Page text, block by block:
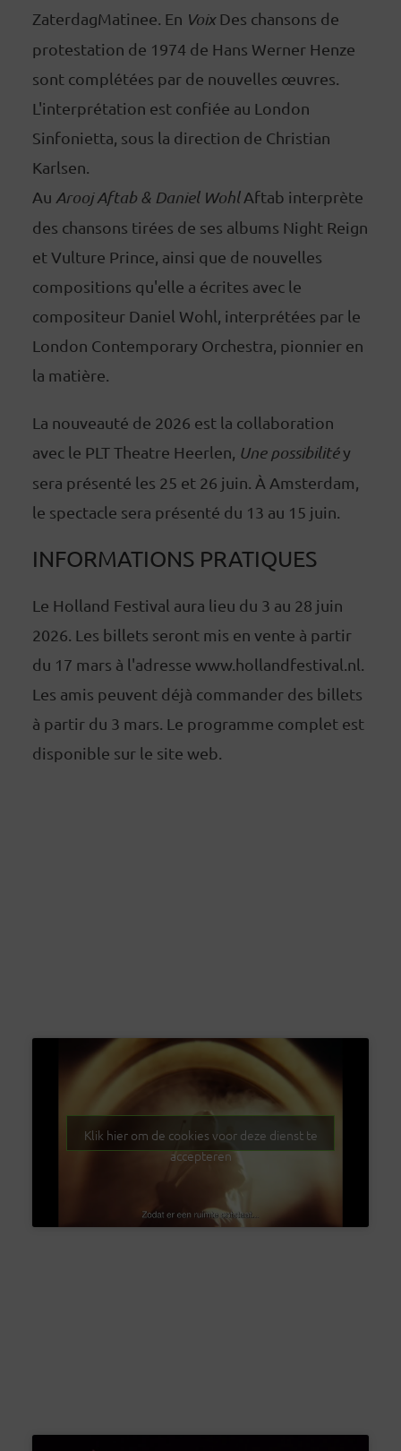
ZaterdagMatinee. En VoixDes chansons de
protestation de 1974 de Hans Werner Henze
sont complétées par de nouvelles œuvres.
L'interprétation est confiée au London
Sinfonietta, sous la direction de Christian
Karlsen.
Au Arooj Aftab & Daniel WohlAftab interprète
des chansons tirées de ses albums Night Reign
et Vulture Prince, ainsi que de nouvelles
compositions qu'elle a écrites avec le
compositeur Daniel Wohl, interprétées par le
London Contemporary Orchestra, pionnier en
la matière.
La nouveauté de 2026 est la collaboration
avec le PLT Theatre Heerlen, Une possibilitéy
sera présenté les 25 et 26 juin. À Amsterdam,
le spectacle sera présenté du 13 au 15 juin.
INFORMATIONS PRATIQUES
Le Holland Festival aura lieu du 3 au 28 juin
2026. Les billets seront mis en vente à partir
du 17 mars à l'adresse www.hollandfestival.nl.
Les amis peuvent déjà commander des billets
à partir du 3 mars. Le programme complet est
disponible sur le site web.
Klik hier om de cookies voor deze dienst te
accepteren